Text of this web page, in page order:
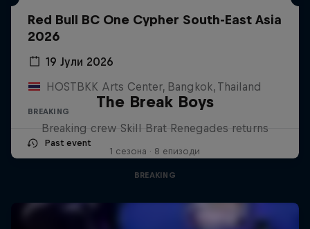
Red Bull BC One Cypher South-East Asia
2026
19 Јули 2026
HOSTBKK Arts Center, Bangkok, Thailand
BREAKING
Past event
The Break Boys
Breaking crew Skill Brat Renegades returns
1 сезона · 8 епизоди
BREAKING